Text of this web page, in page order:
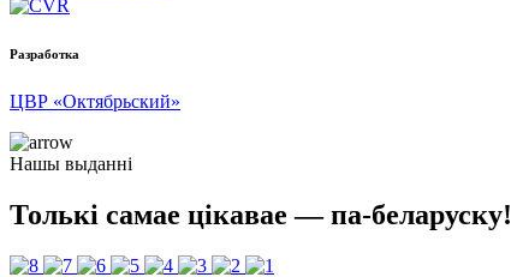
Разработка
ЦВР «Октябрьский»
Нашы выданні
Толькі самае цікавае — па-беларуску!